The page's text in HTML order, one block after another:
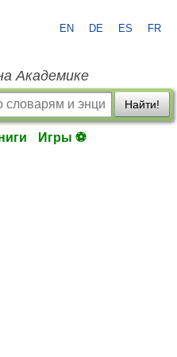
EN DE ES FR
Академике
Найти!
Игры ⚽